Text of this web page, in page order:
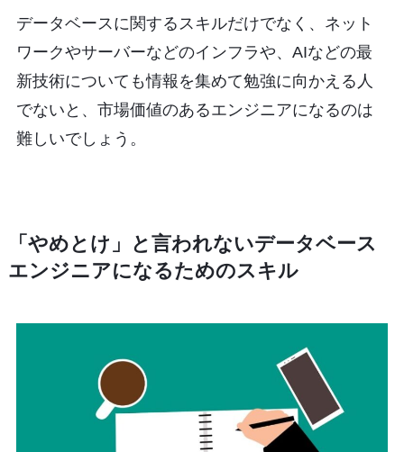
データベースに関するスキルだけでなく、ネット
ワークやサーバーなどのインフラや、AIなどの最
新技術についても情報を集めて勉強に向かえる人
でないと、市場価値のあるエンジニアになるのは
難しいでしょう。
「やめとけ」と言われないデータベース
エンジニアになるためのスキル